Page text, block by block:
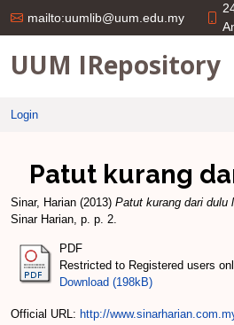
mailto:uumlib@uum.edu.my
UUM IRepository
Login
Patut kurang
Sinar, Harian (2013) Patut kurang dari dulu
Sinar Harian, p. p. 2.
PDF
Restricted to Registered users
Download (198kB)
Official URL: http://